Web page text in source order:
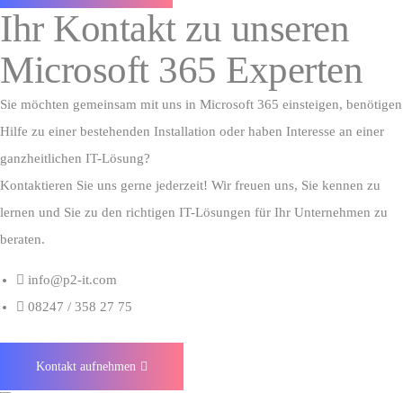
Ihr Kontakt zu unseren
Microsoft 365 Experten
Sie möchten gemeinsam mit uns in Microsoft 365 einsteigen, benötigen
Hilfe zu einer bestehenden Installation oder haben Interesse an einer
ganzheitlichen IT-Lösung?
Kontaktieren Sie uns gerne jederzeit! Wir freuen uns, Sie kennen zu
lernen und Sie zu den richtigen IT-Lösungen für Ihr Unternehmen zu
beraten.
info@p2-it.com
08247 / 358 27 75
Kontakt aufnehmen